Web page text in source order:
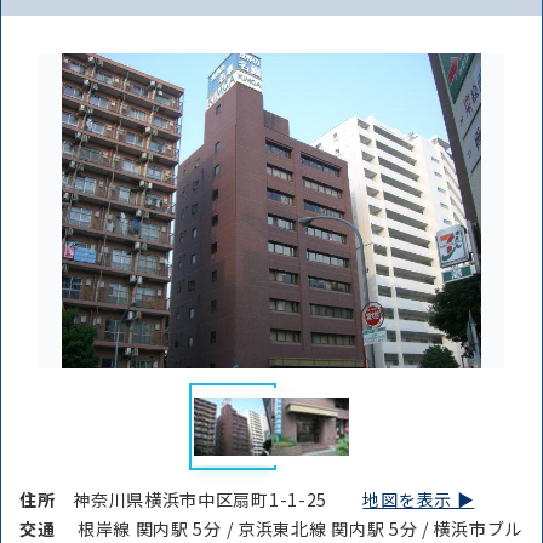
住所神奈川県横浜市中区扇町1-1-25地図を表示 ▶︎
交通
根岸線 関内駅 5分 / 京浜東北線 関内駅 5分 / 横浜市ブル